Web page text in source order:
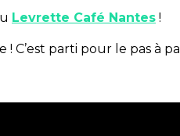
Levrette Café Nantes !
C’est parti pour le pas à